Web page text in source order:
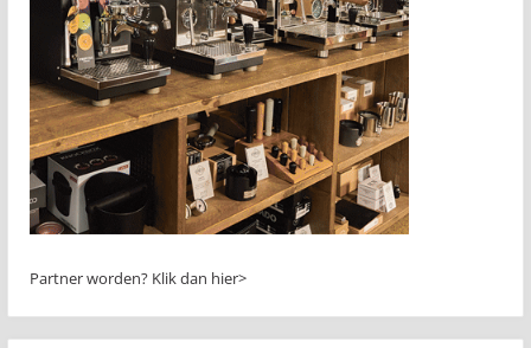
Partner worden? Klik dan hier>